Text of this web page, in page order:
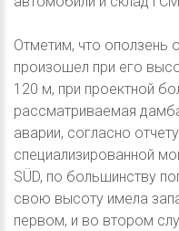
Отметим, что оползень
произошел при его
120 м, при проектной
рассматриваемая
аварии, согласно
специализированной
SÜD, по большинству
свою высоту имела
первом, и во втором